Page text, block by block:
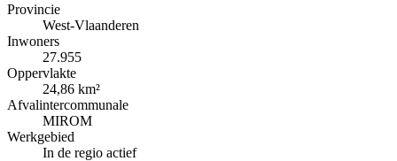
Provincie
West-Vlaanderen
Inwoners
27.955
Oppervlakte
24,86 km²
Afvalintercommunale
MIROM
Werkgebied
In de regio actief